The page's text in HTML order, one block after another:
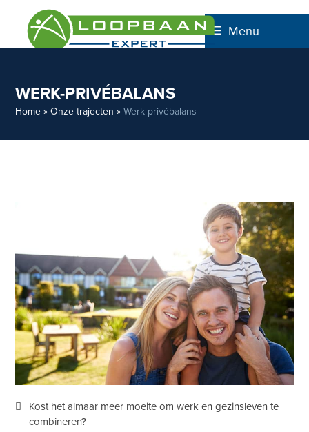
content
Menu
WERK-PRIVÉBALANS
Home »Onze trajecten »Werk-privébalans
Kost het almaar meer moeite om werk en gezinsleven te
combineren?